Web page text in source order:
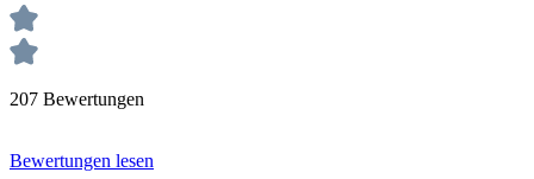
207 Bewertungen
Bewertungen lesen